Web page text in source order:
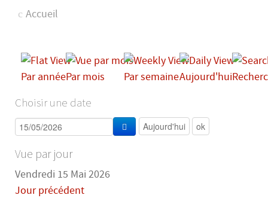
Accueil
Par annéePar mois Par semaineAujourd'hui
Choisir une date
Vue par jour
Vendredi 15 Mai 2026
Jour précédent